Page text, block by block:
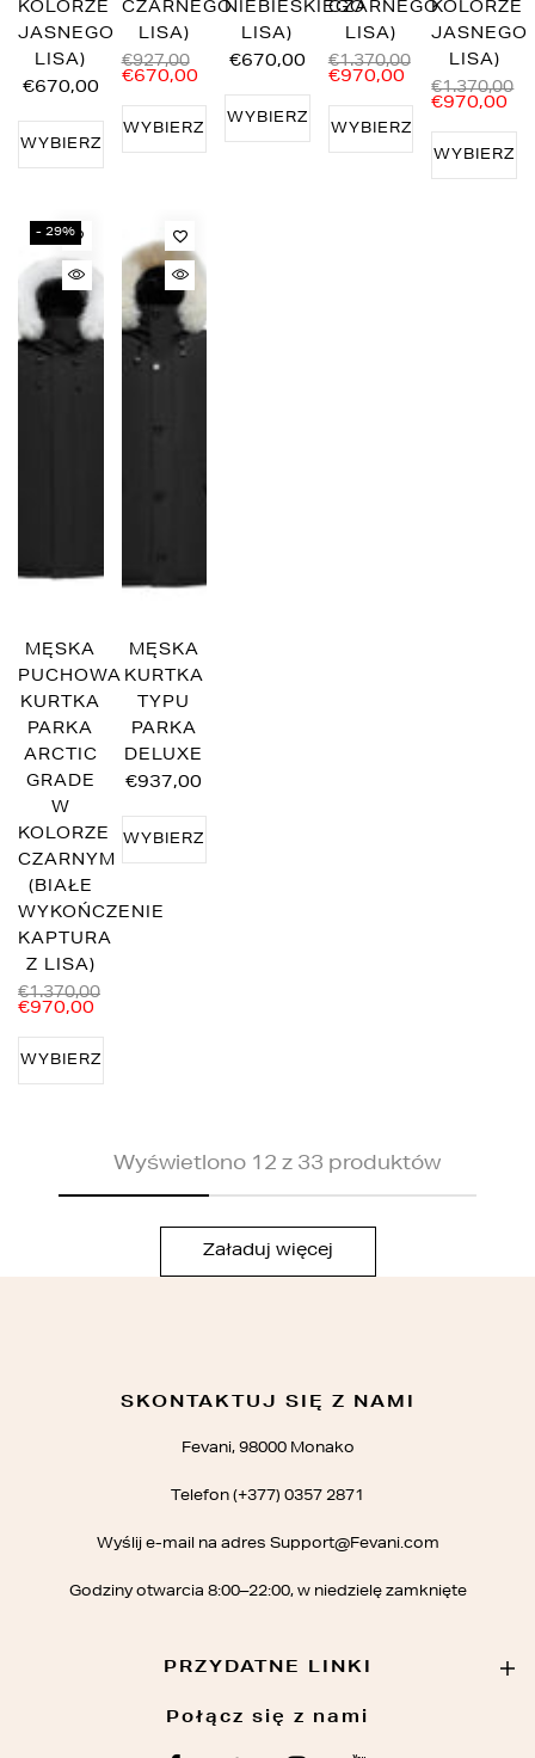
KOLORZE
JASNEGO
LISA)
€670,00
WYBIERZ
CZARNEGO
LISA)
€927,00
€670,00
WYBIERZ
NIEBIESKIEGO
LISA)
€670,00
WYBIERZ
CZARNEGO
LISA)
€1.370,00
€970,00
WYBIERZ
KOLORZE
JASNEGO
LISA)
€1.370,00
€970,00
WYBIERZ
- 29%
MĘSKA
PUCHOWA
KURTKA
PARKA
ARCTIC
GRADE
W
KOLORZE
CZARNYM
(BIAŁE
WYKOŃCZENIE
KAPTURA
Z LISA)
€1.370,00
€970,00
WYBIERZ
MĘSKA
KURTKA
TYPU
PARKA
DELUXE
€937,00
WYBIERZ
Wyświetlono 12 z 33 produktów
Załaduj więcej
SKONTAKTUJ SIĘ Z NAMI
Fevani, 98000 Monako
Telefon (+377) 0357 2871
Wyślij e-mail na adres Support@Fevani.com
Godziny otwarcia 8:00–22:00, w niedzielę zamknięte
PRZYDATNE LINKI
Połącz się z nami